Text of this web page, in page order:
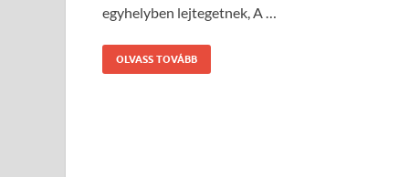
egyhelyben lejtegetnek, A …
OLVASS TOVÁBB